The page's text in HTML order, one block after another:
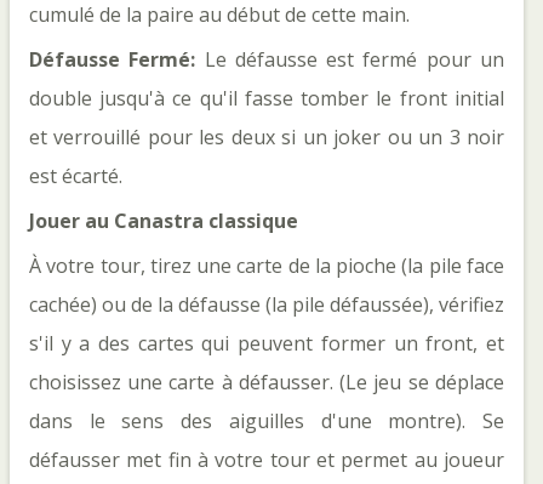
cumulé de la paire au début de cette main.
Défausse Fermé: Le défausse est fermé pour un
double jusqu'à ce qu'il fasse tomber le front initial
et verrouillé pour les deux si un joker ou un 3 noir
Jouer au Canastra classique
À votre tour, tirez une carte de la pioche (la pile face
cachée) ou de la défausse (la pile défaussée), vérifiez
s'il y a des cartes qui peuvent former un front, et
choisissez une carte à défausser. (Le jeu se déplace
dans le sens des aiguilles d'une montre). Se
défausser met fin à votre tour et permet au joueur